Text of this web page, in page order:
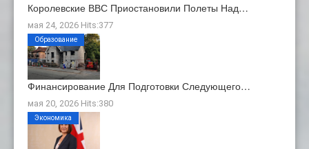
Королевские ВВС Приостановили Полеты Над…
мая 24, 2026 Hits:377
Финансирование Для Подготовки Следующего…
мая 20, 2026 Hits:380
Образование
Экономика